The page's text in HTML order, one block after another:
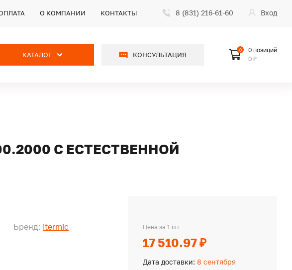
О КОМПАНИИ КОНТАКТЫ 8 (831) 216-61-60 Вход
КАТАЛОГ КОНСУЛЬТАЦИЯ
0
0 позиций
0 ₽
С ЕСТЕСТВЕННОЙ
Бренд: itermic Цена за 1 шт
17 510.97 ₽
Дата доставки: 8 сентября